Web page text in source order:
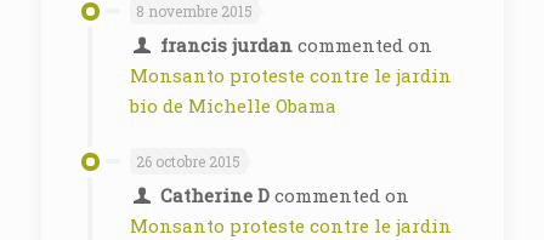
8 novembre 2015
francis jurdancommented on
Monsanto proteste contre le jardin
bio de Michelle Obama
26 octobre 2015
Catherine Dcommented on
Monsanto proteste contre le jardin